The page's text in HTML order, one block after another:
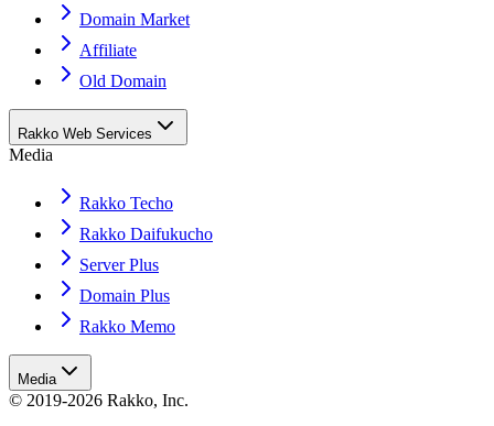
Domain Market
Affiliate
Old Domain
Rakko Web Services
Media
Rakko Techo
Rakko Daifukucho
Server Plus
Domain Plus
Rakko Memo
Media
© 2019-2026 Rakko, Inc.